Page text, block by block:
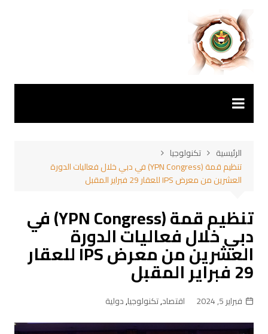
المحتوى
الرئيسية
تكنولوجيا
تنظيم قمة (YPN Congress) في دبي خلال فعاليات الدورة
العشرين من معرض IPS للعقار 29 فبراير المقبل
تنظيم قمة (YPN Congress) في
دبي خلال فعاليات الدورة
العشرين من معرض IPS للعقار
29 فبراير المقبل
فبراير 5, 2024 اقتصاد,تكنولوجيا,دولية